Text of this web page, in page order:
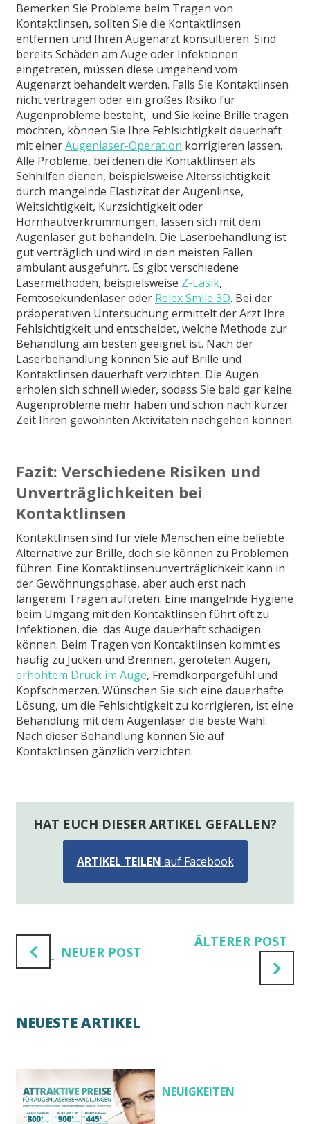
Bemerken Sie Probleme beim Tragen von
Kontaktlinsen, sollten Sie die Kontaktlinsen
entfernen und Ihren Augenarzt konsultieren. Sind
bereits Schäden am Auge oder Infektionen
eingetreten, müssen diese umgehend vom
Augenarzt behandelt werden. Falls Sie Kontaktlinsen
nicht vertragen oder ein großes Risiko für
Augenprobleme besteht, und Sie keine Brille tragen
möchten, können Sie Ihre Fehlsichtigkeit dauerhaft
mit einerAugenlaser-Operation korrigieren lassen.
Alle Probleme, bei denen die Kontaktlinsen als
Sehhilfen dienen, beispielsweise Alterssichtigkeit
durch mangelnde Elastizität der Augenlinse,
Weitsichtigkeit, Kurzsichtigkeit oder
Hornhautverkrümmungen, lassen sich mit dem
Augenlaser gut behandeln. Die Laserbehandlung ist
gut verträglich und wird in den meisten Fällen
ambulant ausgeführt. Es gibt verschiedene
Lasermethoden, beispielsweise Z-Lasik,
Femtosekundenlaser oder Relex Smile 3D. Bei der
präoperativen Untersuchung ermittelt der Arzt Ihre
Fehlsichtigkeit und entscheidet, welche Methode zur
Behandlung am besten geeignet ist. Nach der
Laserbehandlung können Sie auf Brille und
Kontaktlinsen dauerhaft verzichten. Die Augen
erholen sich schnell wieder, sodass Sie bald gar keine
Augenprobleme mehr haben und schon nach kurzer
Zeit Ihren gewohnten Aktivitäten nachgehen können.
Fazit: Verschiedene Risiken und
Unverträglichkeiten bei
Kontaktlinsen
Kontaktlinsen sind für viele Menschen eine beliebte
Alternative zur Brille, doch sie können zu Problemen
führen. Eine Kontaktlinsenunverträglichkeit kann in
der Gewöhnungsphase, aber auch erst nach
längerem Tragen auftreten. Eine mangelnde Hygiene
beim Umgang mit den Kontaktlinsen führt oft zu
Infektionen, die das Auge dauerhaft schädigen
können. Beim Tragen von Kontaktlinsen kommt es
häufig zu Jucken und Brennen, geröteten Augen,
erhöhtem Druck im Auge, Fremdkörpergefühl und
Kopfschmerzen. Wünschen Sie sich eine dauerhafte
Lösung, um die Fehlsichtigkeit zu korrigieren, ist eine
Behandlung mit dem Augenlaser die beste Wahl.
Nach dieser Behandlung können Sie auf
Kontaktlinsen gänzlich verzichten.
HAT EUCH DIESER ARTIKEL GEFALLEN?
ARTIKEL TEILEN auf Facebook
NEUER POST
ÄLTERER POST
NEUESTE ARTIKEL
NEUIGKEITEN